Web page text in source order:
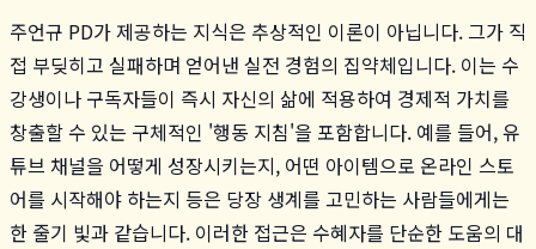
주언규 PD가 제공하는 지식은 추상적인 이론이 아닙니다. 그가 직
접 부딪히고 실패하며 얻어낸 실전 경험의 집약체입니다. 이는 수
강생이나 구독자들이 즉시 자신의 삶에 적용하여 경제적 가치를
창출할 수 있는 구체적인 '행동 지침'을 포함합니다. 예를 들어, 유
튜브 채널을 어떻게 성장시키는지, 어떤 아이템으로 온라인 스토
어를 시작해야 하는지 등은 당장 생계를 고민하는 사람들에게는
한 줄기 빛과 같습니다. 이러한 접근은 수혜자를 단순한 도움의 대